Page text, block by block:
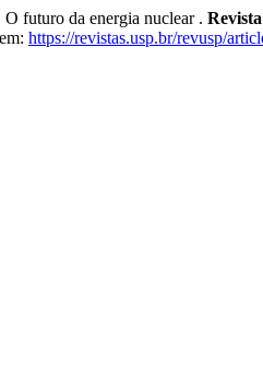
futuro da energia nuclear .
https://revistas.usp.br/revusp/